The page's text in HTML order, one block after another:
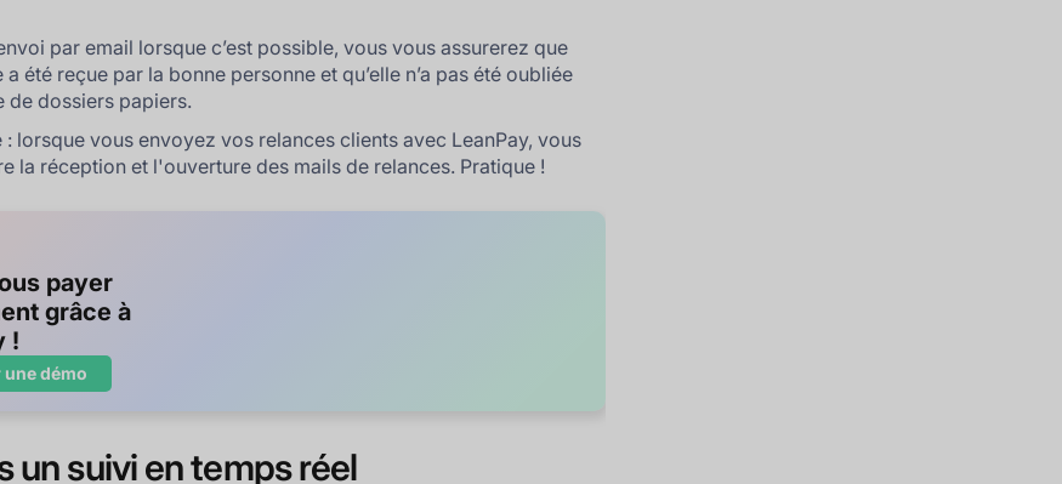
par email lorsque c’est possible, vous vous assurerez que
été reçue par la bonne personne et qu’elle n’a pas été oubliée
de dossiers papiers.
: lorsque vous envoyez vos relances clients avec LeanPay, vous
la réception et l'ouverture des mails de relances. Pratique !
payer
grâce à
!
démo
un suivi en temps réel